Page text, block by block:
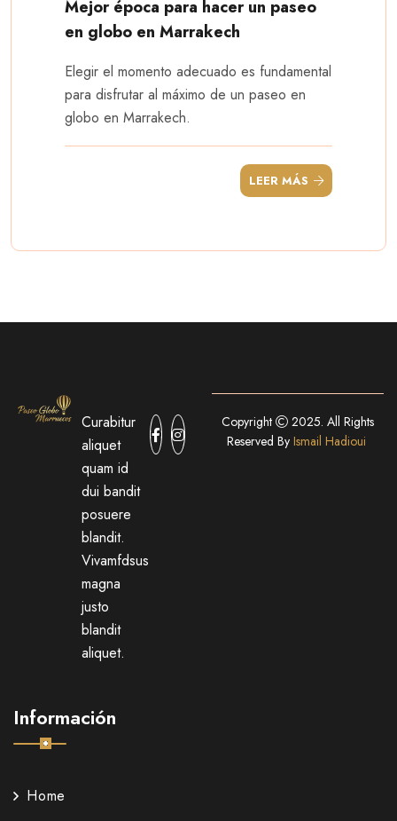
Mejor época para hacer un paseo
en globo en Marrakech
Elegir el momento adecuado es fundamental
para disfrutar al máximo de un paseo en
globo en Marrakech.
LEER MÁS
Curabitur
aliquet
quam id
dui bandit
posuere
blandit.
Vivamfdsus
magna
justo
blandit
aliquet.
Información
Home
Copyright
2025. All Rights
Reserved ByIsmail Hadioui